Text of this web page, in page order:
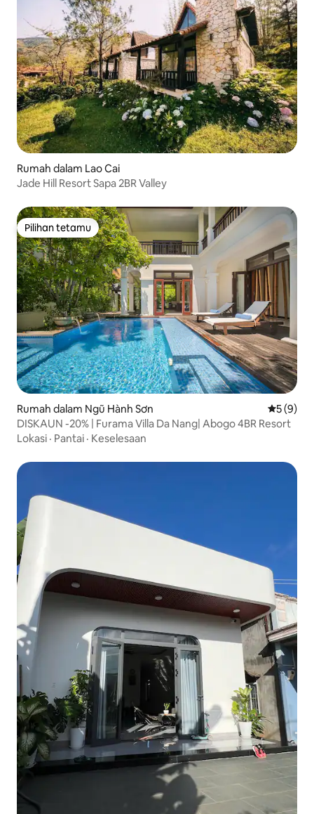
Rumah dalam Lao Cai
Jade Hill Resort Sapa 2BR Valley
Pilihan tetamu
Pilihan tetamu
Rumah dalam Ngũ Hành Sơn
5 (9)
DISKAUN -20% | Furama Villa Da Nang| Abogo 4BR Resort
Lokasi · Pantai · Keselesaan